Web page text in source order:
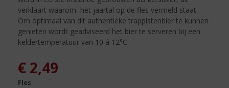
verklaart waarom het jaartal op de fles vermeld staat.
Om optimaal van dit authentieke trappistenbier te kunnen
genieten wordt geadviseerd het bier te serveren bij een
keldertemperatuur van 10 á 12°C.
€ 2,49
Fles